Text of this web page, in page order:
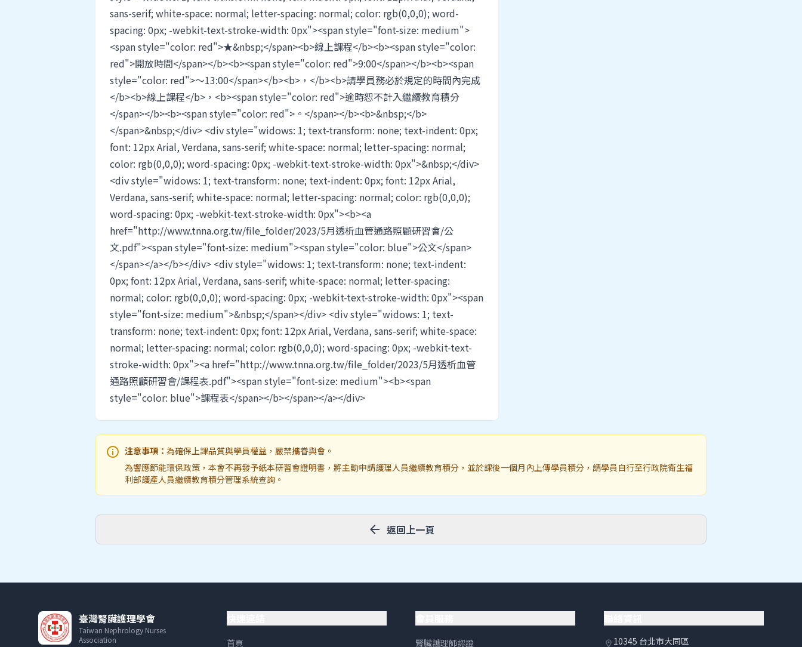
sans-serif; white-space: normal; letter-spacing: normal; color: rgb(0,0,0); word-
spacing: 0px; -webkit-text-stroke-width: 0px"><span style="font-size: medium">
<span style="color: red">★&nbsp;</span><b>線上課程</b><b><span style="color:
red">開放時間</span></b><b><span style="color: red">9:00</span></b><b><span
style="color: red">～13:00</span></b><b>，</b><b>請學員務必於規定的時間內完成
</b><b>線上課程</b>，<b><span style="color: red">逾時恕不計入繼續教育積分
</span></b><b><span style="color: red">。</span></b><b>&nbsp;</b>
</span>&nbsp;</div> <div style="widows: 1; text-transform: none; text-indent: 0px;
font: 12px Arial, Verdana, sans-serif; white-space: normal; letter-spacing: normal;
color: rgb(0,0,0); word-spacing: 0px; -webkit-text-stroke-width: 0px">&nbsp;</div>
<div style="widows: 1; text-transform: none; text-indent: 0px; font: 12px Arial,
Verdana, sans-serif; white-space: normal; letter-spacing: normal; color: rgb(0,0,0);
word-spacing: 0px; -webkit-text-stroke-width: 0px"><b><a
href="http://www.tnna.org.tw/file_folder/2023/5月透析血管通路照顧研習會/公
文.pdf"><span style="font-size: medium"><span style="color: blue">公文</span>
</span></a></b></div> <div style="widows: 1; text-transform: none; text-indent:
0px; font: 12px Arial, Verdana, sans-serif; white-space: normal; letter-spacing:
normal; color: rgb(0,0,0); word-spacing: 0px; -webkit-text-stroke-width: 0px"><span
style="font-size: medium">&nbsp;</span></div> <div style="widows: 1; text-
transform: none; text-indent: 0px; font: 12px Arial, Verdana, sans-serif; white-space:
normal; letter-spacing: normal; color: rgb(0,0,0); word-spacing: 0px; -webkit-text-
stroke-width: 0px"><a href="http://www.tnna.org.tw/file_folder/2023/5月透析血管
通路照顧研習會/課程表.pdf"><span style="font-size: medium"><b><span
style="color: blue">課程表</span></b></span></a></div>
info 注意事項： 為確保上課品質與學員權益，嚴禁攜眷與會。
為響應節能環保政策，本會不再發予紙本研習會證明書，將主動申請護理人員繼續教育積分，並於課後一個月內上傳學員積分，請學員自行至行政院衛生福
利部護產人員繼續教育積分管理系統查詢。
arrow_back 返回上一頁
臺灣腎臟護理學會
Taiwan Nephrology Nurses
Association
首頁 腎臟護理師認證 location_on 10345 台北市大同區